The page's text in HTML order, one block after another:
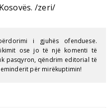
/zeri/
i gjuhës ofenduese.
ose jo të një komenti të
pasqyron, qëndrim editorial të
për mirëkuptimin!